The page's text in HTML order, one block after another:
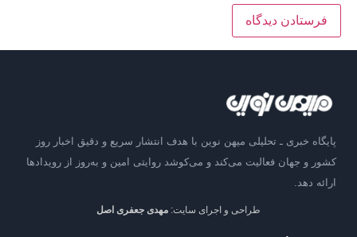
پایگاه خبری ـ تحلیلی میهن نوین با هدف انتشار سریع و دقیق اخبار روز
کشور و جهان فعالیت می‌کند و می‌کوشد روایتی امین و به‌روز از رویدادها
ارائه دهد.
طراحی و اجرای سایت: مهدی جعفری اصل